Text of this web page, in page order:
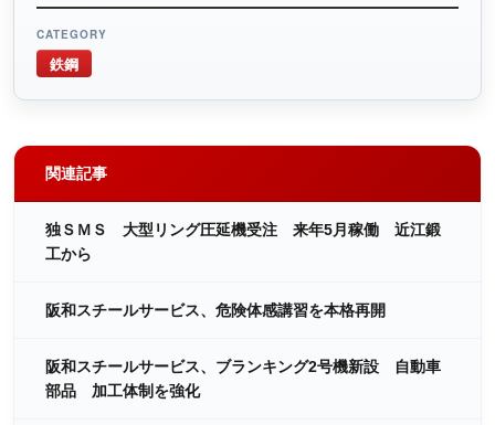
CATEGORY
鉄鋼
関連記事
独ＳＭＳ 大型リング圧延機受注 来年5月稼働 近江鍛
工から
阪和スチールサービス、危険体感講習を本格再開
阪和スチールサービス、ブランキング2号機新設 自動車
部品 加工体制を強化